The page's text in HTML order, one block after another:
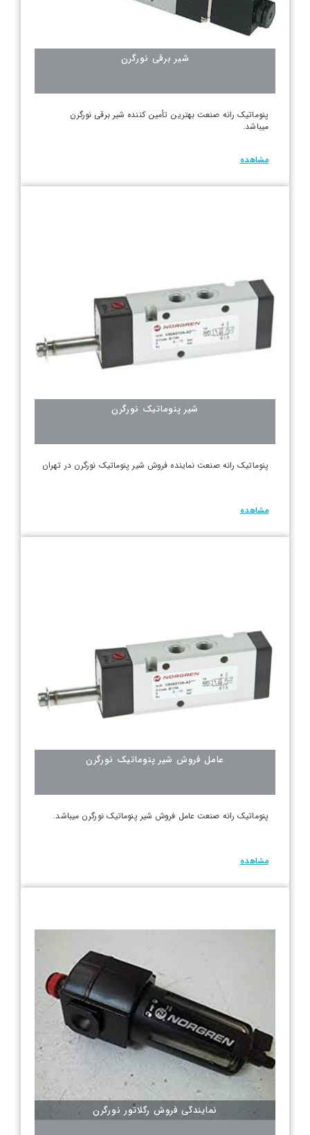
شیر برقی نورگرن
پنوماتیک رانه صنعت بهترین تأمین کننده شیر برقی نورگرن
میباشد.
مشاهده
شیر پنوماتیک نورگرن
پنوماتیک رانه صنعت نماینده فروش شیر پنوماتیک نورگرن در تهران
مشاهده
عامل فروش شیر پنوماتیک نورگرن
پنوماتیک رانه صنعت عامل فروش شیر پنوماتیک نورگرن میباشد.
مشاهده
نمایندگی فروش رگلاتور نورگرن